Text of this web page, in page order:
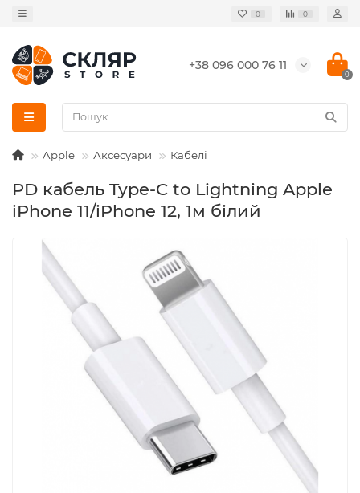
0 0
+38 096 000 76 11
0
Apple Аксесуари Кабелі
PD кабель Type-C to Lightning Apple
iPhone 11/iPhone 12, 1м білий